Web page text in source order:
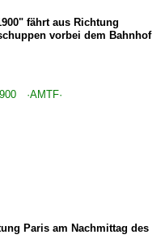
fährt aus Richtung
vorbei dem Bahnhof
·AMTF·
Paris am Nachmittag des